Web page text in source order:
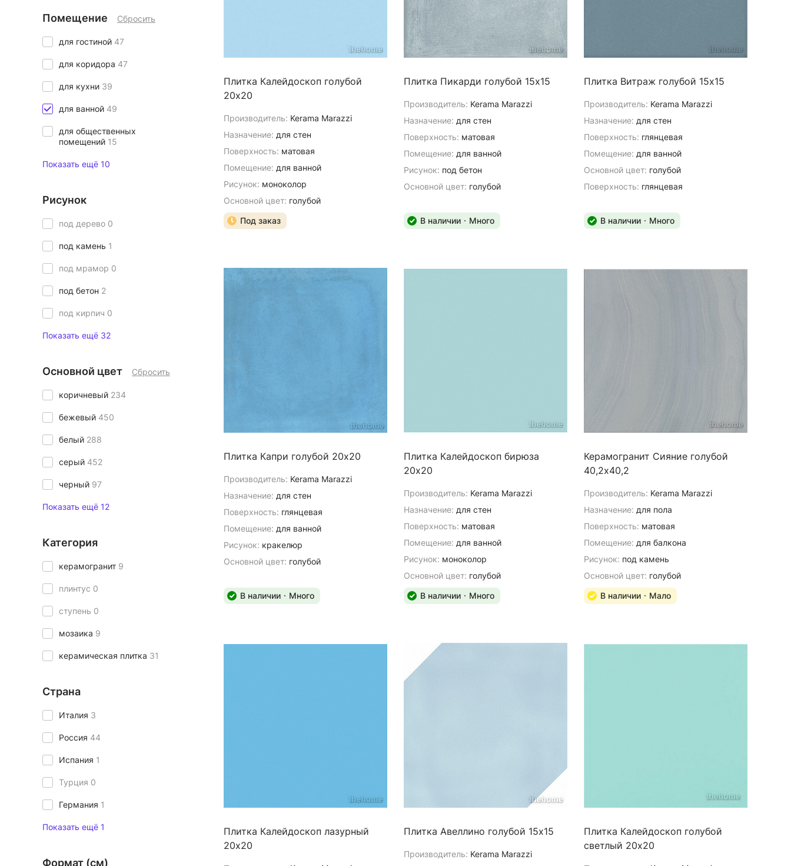
Помещение Сбросить
для гостиной 47
для коридора 47
для кухни 39
для ванной 49
для общественных
помещений 15
Показать ещё 10
Рисунок
под дерево 0
под камень 1
под мрамор 0
под бетон 2
под кирпич 0
Показать ещё 32
Основной цвет Сбросить
коричневый 234
бежевый 450
белый 288
серый 452
черный 97
Показать ещё 12
Категория
керамогранит 9
плинтус 0
ступень 0
мозаика 9
керамическая плитка 31
Страна
Италия 3
Россия 44
Испания 1
Турция 0
Германия 1
Показать ещё 1
Формат (см)
Плитка Калейдоскоп голубой
20х20
Производитель: Kerama Marazzi
Назначение: для стен
Поверхность: матовая
Помещение: для ванной
Рисунок: моноколор
Основной цвет: голубой
Под заказ
Плитка Пикарди голубой 15х15
Производитель: Kerama Marazzi
Назначение: для стен
Поверхность: матовая
Помещение: для ванной
Рисунок: под бетон
Основной цвет: голубой
В наличии Много
Плитка Витраж голубой 15х15
Производитель: Kerama Marazzi
Назначение: для стен
Поверхность: глянцевая
Помещение: для ванной
Основной цвет: голубой
Поверхность: глянцевая
В наличии Много
Плитка Капри голубой 20х20
Производитель: Kerama Marazzi
Назначение: для стен
Поверхность: глянцевая
Помещение: для ванной
Рисунок: кракелюр
Основной цвет: голубой
В наличии Много
Плитка Калейдоскоп бирюза
20х20
Производитель: Kerama Marazzi
Назначение: для стен
Поверхность: матовая
Помещение: для ванной
Рисунок: моноколор
Основной цвет: голубой
В наличии
Много
Керамогранит Сияние голубой
40,2х40,2
Производитель: Kerama Marazzi
Назначение: для пола
Поверхность: матовая
Помещение: для балкона
Рисунок: под камень
Основной цвет: голубой
В наличии
Мало
Плитка Калейдоскоп лазурный
20х20
Плитка Авеллино голубой 15х15
Производитель: Kerama Marazzi
Плитка Калейдоскоп голубой
светлый 20х20